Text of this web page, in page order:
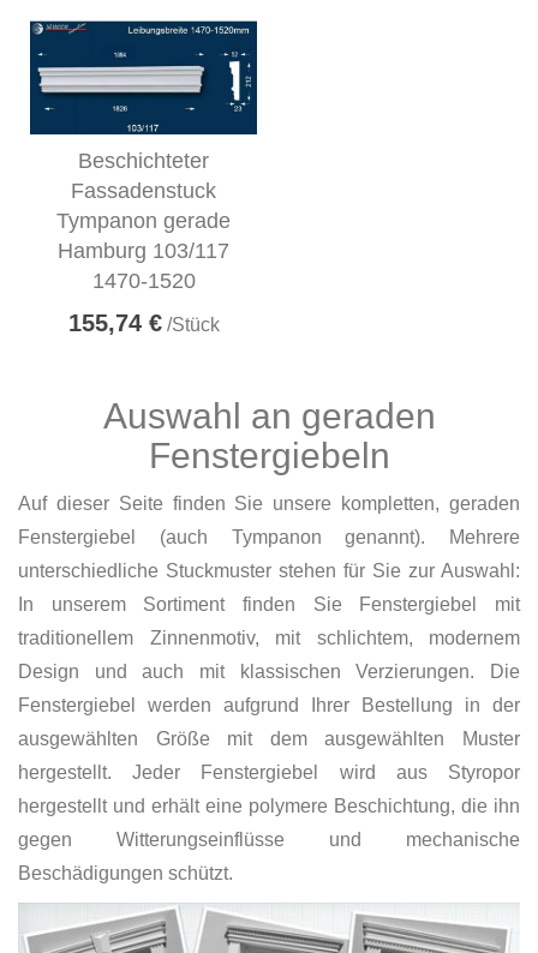
Beschichteter
Fassadenstuck
Tympanon gerade
Hamburg 103/117
1470-1520
155,74 €/Stück
Auswahl an geraden
Fenstergiebeln
Auf dieser Seite finden Sie unsere kompletten, geraden
Fenstergiebel (auch Tympanon genannt). Mehrere
unterschiedliche Stuckmuster stehen für Sie zur Auswahl:
In unserem Sortiment finden Sie Fenstergiebel mit
traditionellem Zinnenmotiv, mit schlichtem, modernem
Design und auch mit klassischen Verzierungen. Die
Fenstergiebel werden aufgrund Ihrer Bestellung in der
ausgewählten Größe mit dem ausgewählten Muster
hergestellt. Jeder Fenstergiebel wird aus Styropor
hergestellt und erhält eine polymere Beschichtung, die ihn
gegen Witterungseinflüsse und mechanische
Beschädigungen schützt.